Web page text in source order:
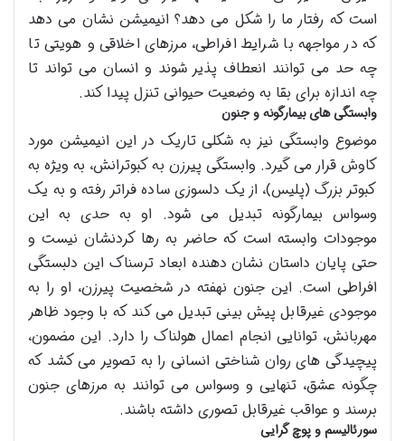
است که رفتار ما را شکل می دهد؟ انیمیشن نشان می دهد
که در مواجهه با شرایط افراطی، مرزهای اخلاقی و هویتی تا
چه حد می توانند انعطاف پذیر شوند و انسان می تواند تا
چه اندازه برای بقا به وضعیت حیوانی تنزل پیدا کند.
وابستگی های بیمارگونه و جنون
موضوع وابستگی نیز به شکلی تاریک در این انیمیشن مورد
کاوش قرار می گیرد. وابستگی پیرزن به کبوترانش، به ویژه به
کبوتر بزرگ (پلیس)، از یک دلسوزی ساده فراتر رفته و به یک
وسواس بیمارگونه تبدیل می شود. او به حدی به این
موجودات وابسته است که حاضر به رها کردنشان نیست و
حتی پایان داستان نشان دهنده ابعاد ترسناک این دلبستگی
افراطی است. این جنون نهفته در شخصیت پیرزن، او را به
موجودی غیرقابل پیش بینی تبدیل می کند که با وجود ظاهر
مهربانش، توانایی انجام اعمال هولناک را دارد. این مضمون،
پیچیدگی های روان شناختی انسانی را به تصویر می کشد که
چگونه عشق، تنهایی و وسواس می توانند به مرزهای جنون
برسند و عواقب غیرقابل تصوری داشته باشند.
سورئالیسم و پوچ گرایی